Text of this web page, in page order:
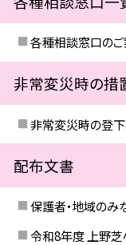
各種相談窓口の
非常変災時の措
非常変災時の登下
配布文書
保護者・地域のみ
令和8年度 上野芝